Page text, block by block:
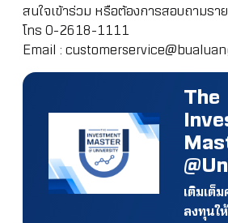
สนใจเข้าร่วม หรือต้องการสอบถามรา
โทร 0-2618-1111
Email :
The
เติมเต็
ลงทุนใ